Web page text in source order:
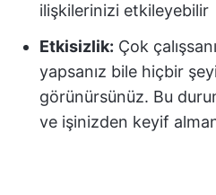
ilişkilerinizi etkileyebilir
Etkisizlik: Çok
yapsanız bile hiçbir
görünürsünüz. Bu
ve işinizden keyif